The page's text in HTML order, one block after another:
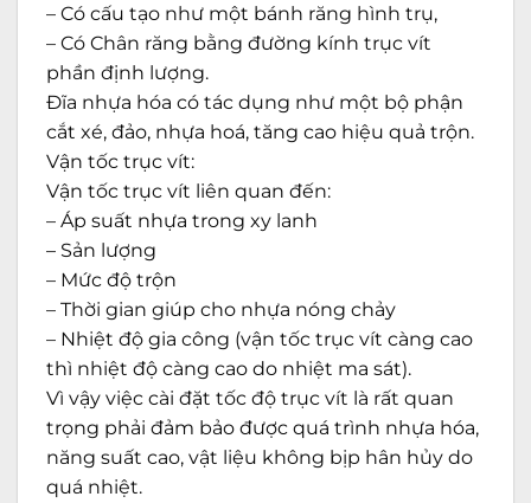
– Có cấu tạo như một bánh răng hình trụ,
– Có Chân răng bằng đường kính trục vít
phần định lượng.
Đĩa nhựa hóa có tác dụng như một bộ phận
cắt xé, đảo, nhựa hoá, tăng cao hiệu quả trộn.
Vận tốc trục vít:
Vận tốc trục vít liên quan đến:
– Áp suất nhựa trong xy lanh
– Sản lượng
– Mức độ trộn
– Thời gian giúp cho nhựa nóng chảy
– Nhiệt độ gia công (vận tốc trục vít càng cao
thì nhiệt độ càng cao do nhiệt ma sát).
Vì vậy việc cài đặt tốc độ trục vít là rất quan
trọng phải đảm bảo được quá trình nhựa hóa,
năng suất cao, vật liệu không bịp hân hủy do
quá nhiệt.